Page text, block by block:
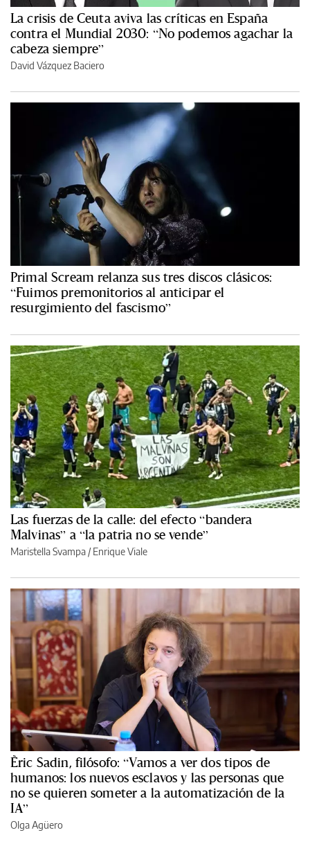
La crisis de Ceuta aviva las críticas en España
contra el Mundial 2030: “No podemos agachar la
cabeza siempre”
David Vázquez Baciero
Primal Scream relanza sus tres discos clásicos:
“Fuimos premonitorios al anticipar el
resurgimiento del fascismo”
Las fuerzas de la calle: del efecto “bandera
Malvinas” a “la patria no se vende”
Maristella Svampa /Enrique Viale
Èric Sadin, filósofo: “Vamos a ver dos tipos de
humanos: los nuevos esclavos y las personas que
no se quieren someter a la automatización de la
IA”
Olga Agüero